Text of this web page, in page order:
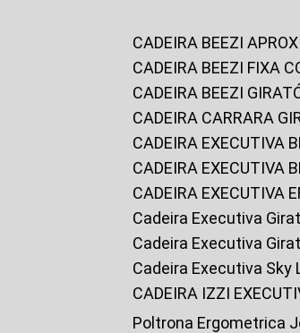
CADEIRA BEEZI
CADEIRA BEEZI FIXA
CADEIRA BEEZI
CADEIRA CARRARA
CADEIRA EXECUTIVA
CADEIRA EXECUTIVA
CADEIRA EXECUTIVA
Cadeira Executiva
Cadeira Executiva
Cadeira Executiva Sky
CADEIRA IZZI
Poltrona Ergometrica